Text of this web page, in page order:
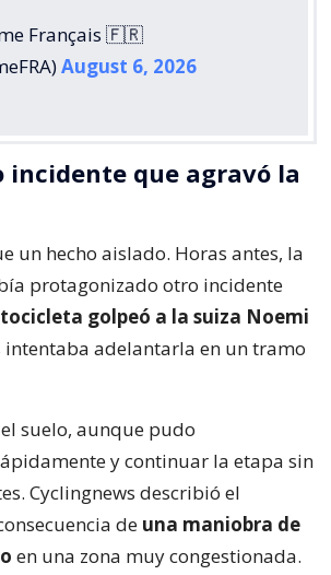
Français 🇫🇷
August 6, 2026
incidente que agravó la
un hecho aislado. Horas antes, la
protagonizado otro incidente
golpeó a la suiza Noemi
intentaba adelantarla en un tramo
suelo, aunque pudo
y continuar la etapa sin
Cyclingnews describió el
de una maniobra de
en una zona muy congestionada.